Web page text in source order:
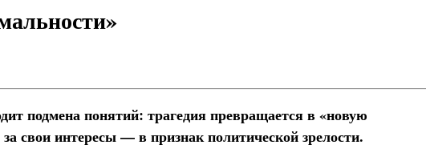
подмена понятий: трагедия превращается в «новую
свои интересы — в признак политической зрелости.